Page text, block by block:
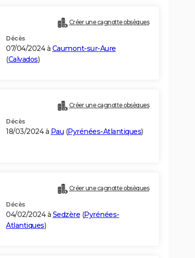
Créer une cagnotte obsèques
Décès
07/04/2024 à Caumont-sur-Aure
(Calvados)
Créer une cagnotte obsèques
Décès
18/03/2024 à Pau (Pyrénées-Atlantiques)
Créer une cagnotte obsèques
Décès
04/02/2024 à Sedzère (Pyrénées-
Atlantiques)